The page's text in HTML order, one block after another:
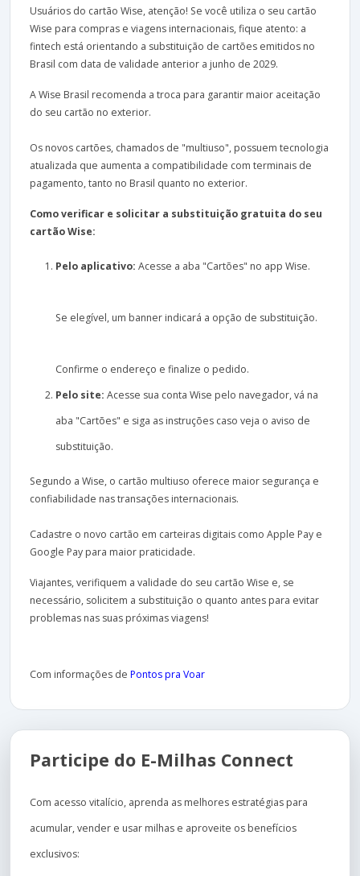
Usuários do cartão Wise, atenção! Se você utiliza o seu cartão
Wise para compras e viagens internacionais, fique atento: a
fintech está orientando a substituição de cartões emitidos no
Brasil com data de validade anterior a junho de 2029.
A Wise Brasil recomenda a troca para garantir maior aceitação
do seu cartão no exterior.
Os novos cartões, chamados de "multiuso", possuem tecnologia
atualizada que aumenta a compatibilidade com terminais de
pagamento, tanto no Brasil quanto no exterior.
Como verificar e solicitar a substituição gratuita do seu
cartão Wise:
Pelo aplicativo: Acesse a aba "Cartões" no app Wise.
Se elegível, um banner indicará a opção de substituição.
Confirme o endereço e finalize o pedido.
Pelo site: Acesse sua conta Wise pelo navegador, vá na
aba "Cartões" e siga as instruções caso veja o aviso de
substituição.
Segundo a Wise, o cartão multiuso oferece maior segurança e
confiabilidade nas transações internacionais.
Cadastre o novo cartão em carteiras digitais como Apple Pay e
Google Pay para maior praticidade.
Viajantes, verifiquem a validade do seu cartão Wise e, se
necessário, solicitem a substituição o quanto antes para evitar
problemas nas suas próximas viagens!
Com informações de Pontos pra Voar
Participe do E-Milhas Connect
Com acesso vitalício, aprenda as melhores estratégias para
acumular, vender e usar milhas e aproveite os benefícios
exclusivos: